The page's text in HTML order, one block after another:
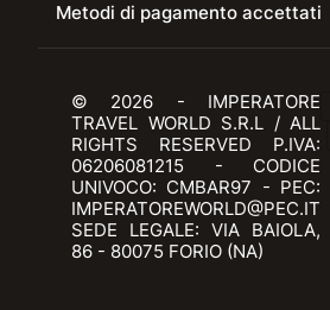
Metodi di pagamento accettati
© 2026 - IMPERATORE
TRAVEL WORLD S.R.L / ALL
RIGHTS RESERVED P.IVA:
06206081215 - CODICE
UNIVOCO: CMBAR97 - PEC:
IMPERATOREWORLD@PEC.IT
SEDE LEGALE: VIA BAIOLA,
86 - 80075 FORIO (NA)